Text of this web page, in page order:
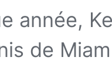
année,
de